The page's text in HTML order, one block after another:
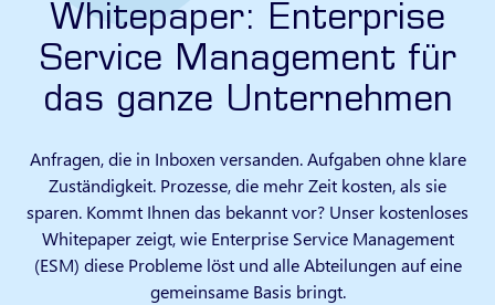
Whitepaper: Enterprise
Service Management für
das ganze Unternehmen
Anfragen, die in Inboxen versanden. Aufgaben ohne klare
Zuständigkeit. Prozesse, die mehr Zeit kosten, als sie
sparen. Kommt Ihnen das bekannt vor? Unser kostenloses
Whitepaper zeigt, wie Enterprise Service Management
(ESM) diese Probleme löst und alle Abteilungen auf eine
gemeinsame Basis bringt.